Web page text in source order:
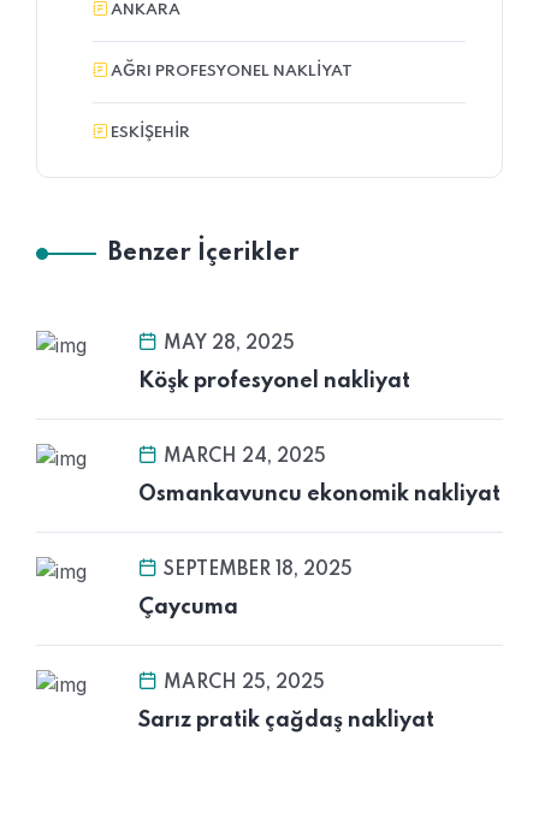
ANKARA
AĞRI PROFESYONEL NAKLIYAT
ESKIŞEHIR
Benzer İçerikler
MAY 28, 2025
Köşk profesyonel nakliyat
MARCH 24, 2025
Osmankavuncu ekonomik nakliyat
SEPTEMBER 18, 2025
Çaycuma
MARCH 25, 2025
Sarız pratik çağdaş nakliyat